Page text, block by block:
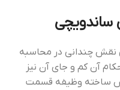
چندانی در محاسبه
آن کم و جای آن نیز
ساخته وظیفه قسمت